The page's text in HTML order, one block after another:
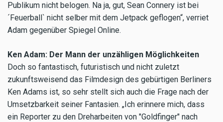
Publikum nicht belogen. Na ja, gut, Sean Connery ist bei
´Feuerball` nicht selber mit dem Jetpack geflogen“, verriet
Adam gegenüber Spiegel Online.
Ken Adam: Der Mann der unzähligen Möglichkeiten
Doch so fantastisch, futuristisch und nicht zuletzt
zukunftsweisend das Filmdesign des gebürtigen Berliners
Ken Adams ist, so sehr stellt sich auch die Frage nach der
Umsetzbarkeit seiner Fantasien. „Ich erinnere mich, dass
ein Reporter zu den Dreharbeiten von "Goldfinger" nach